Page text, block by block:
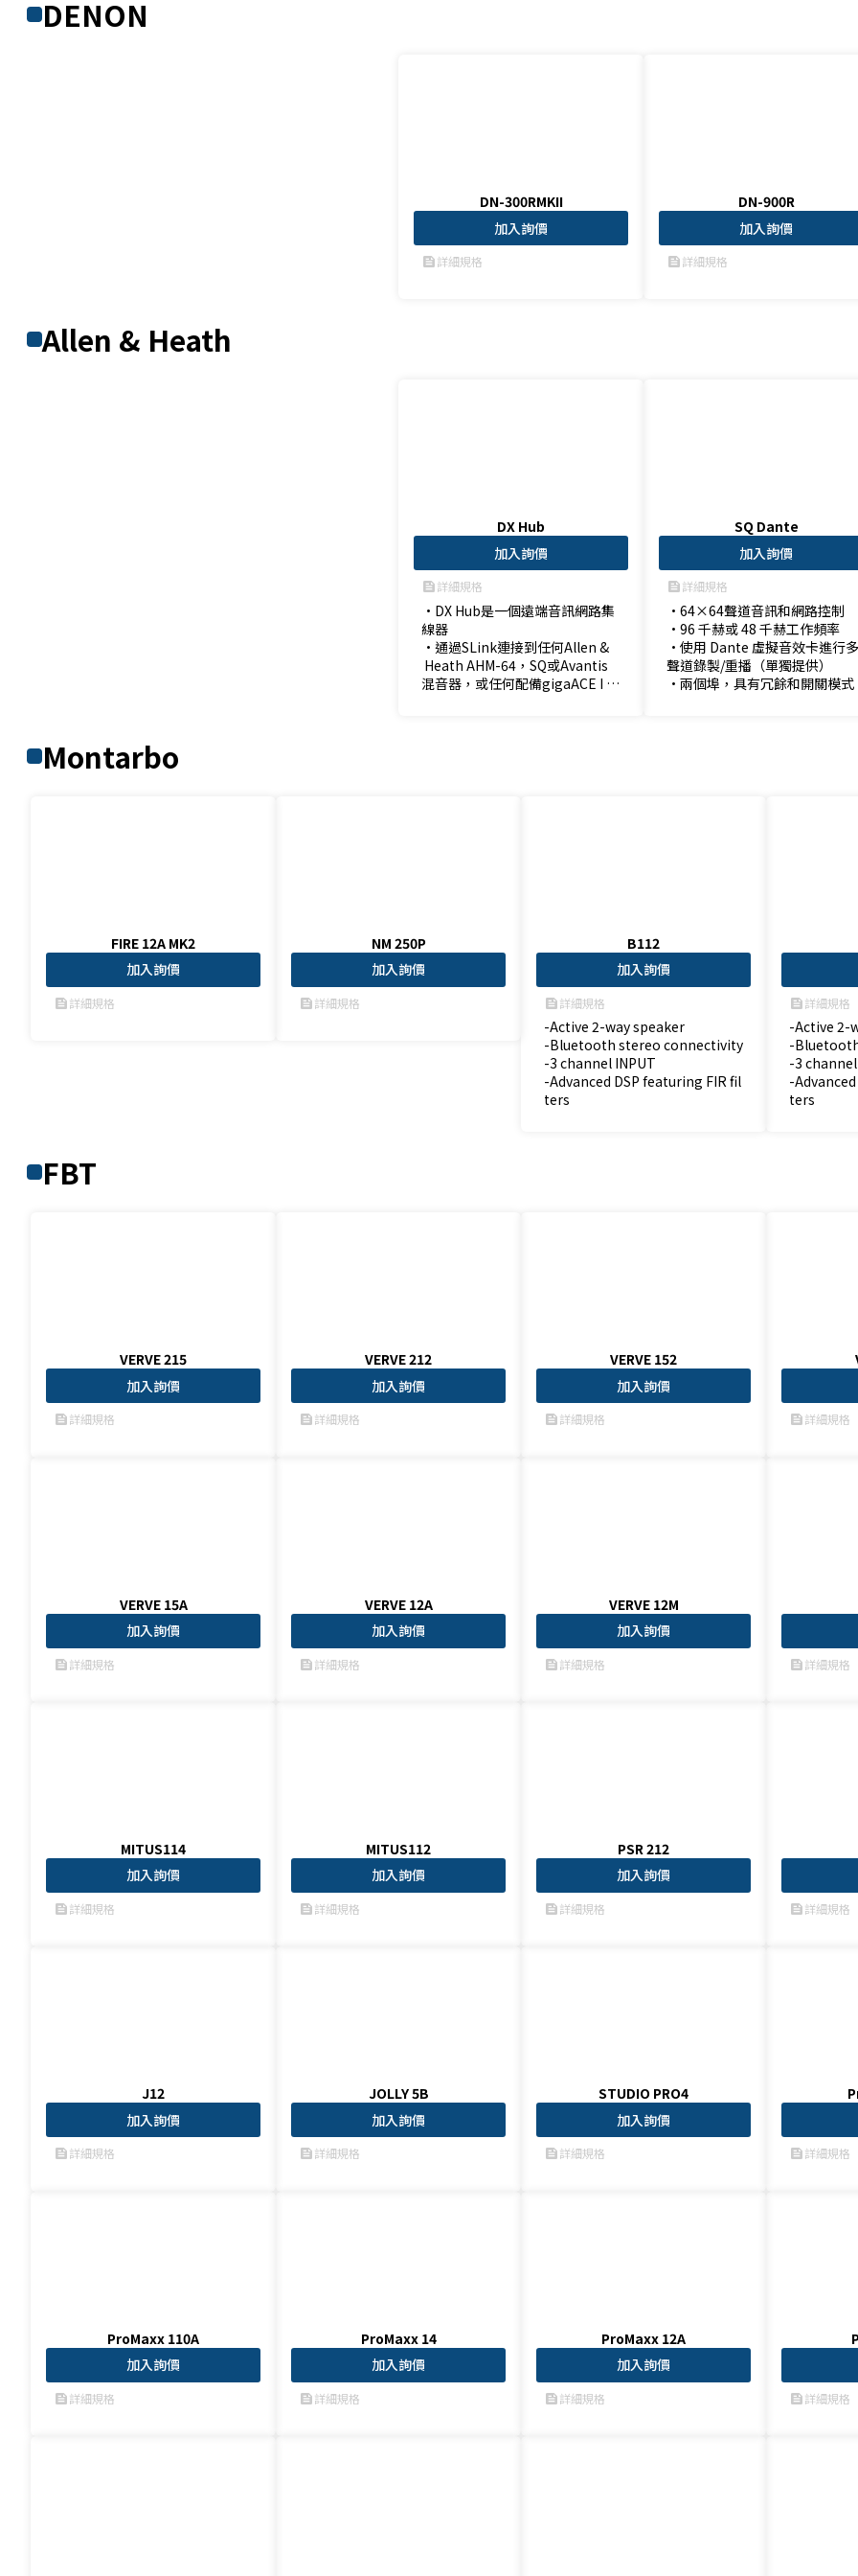
DENON
DN-300RMKII
加入詢價
feed詳細規格
DN-900R
加入詢價
feed詳細規格
Allen & Heath
DX Hub
加入詢價
feed詳細規格
•DX Hub是一個遠端音訊網路集
線器
•通過SLink連接到任何Allen &
Heath AHM-64，SQ或Avantis
混音器，或任何配備gigaACE I /
SQ Dante
加入詢價
feed詳細規格
•64×64聲道音訊和網路控制
•96 千赫或 48 千赫工作頻率
•使用 Dante 虛擬音效卡進行多
聲道錄製/重播（單獨提供）
•兩個埠，具有冗餘和開關模式
Montarbo
FIRE 12A MK2
加入詢價
feed詳細規格
NM 250P
加入詢價
feed詳細規格
B112
加入詢價
feed詳細規格
-Active 2-way speaker
-Bluetooth stereo connectivity
-3 channel INPUT
-Advanced DSP featuring FIR fil
ters
feed詳細規格
-Active 2-
-
-3
-
ters
FBT
VERVE 215
加入詢價
feed詳細規格
VERVE 212
加入詢價
feed詳細規格
VERVE 152
加入詢價
feed詳細規格 feed詳細規格
VERVE 15A
加入詢價
feed詳細規格
VERVE 12A
加入詢價
feed詳細規格
VERVE 12M
加入詢價
feed詳細規格 feed詳細規格
MITUS114
加入詢價
feed詳細規格
MITUS112
加入詢價
feed詳細規格
PSR 212
加入詢價
feed詳細規格 feed詳細規格
J12
加入詢價
feed詳細規格
JOLLY 5B
加入詢價
feed詳細規格
STUDIO PRO4
加入詢價
feed詳細規格 feed詳細規格
ProMaxx 110A
加入詢價
feed詳細規格
ProMaxx 14
加入詢價
feed詳細規格
ProMaxx 12A
加入詢價
feed詳細規格 feed詳細規格